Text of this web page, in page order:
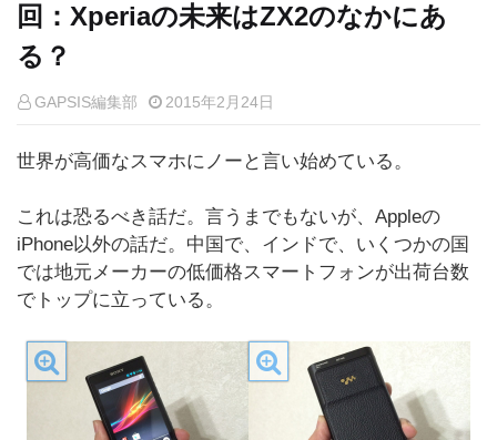
回：Xperiaの未来はZX2のなかにあ
る？
GAPSIS編集部 2015年2月24日
世界が高価なスマホにノーと言い始めている。
これは恐るべき話だ。言うまでもないが、Appleの
iPhone以外の話だ。中国で、インドで、いくつかの国
では地元メーカーの低価格スマートフォンが出荷台数
でトップに立っている。